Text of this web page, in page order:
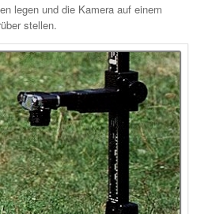
legen und die Kamera auf einem
stellen.